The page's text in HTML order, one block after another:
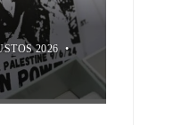
2026 •